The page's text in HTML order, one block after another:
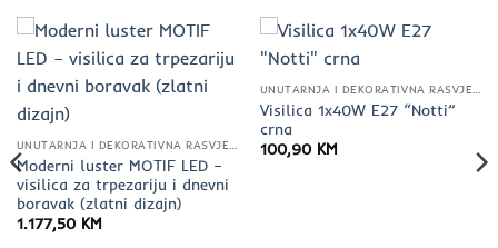
UNUTARNJA I DEKORATIVNA RASVJETA
Moderni luster MOTIF LED –
visilica za trpezariju i dnevni
boravak (zlatni dizajn)
1.177,50 KM
UNUTARNJA I DEKORATIVNA RASVJETA
Visilica 1x40W E27 “Notti”
crna
100,90 KM